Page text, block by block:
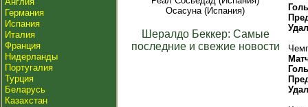
Германия
Испания
Италия
Франция
Нидерланды
Португалия
Турция
Беларусь
Казахстан
Осасуна (Испания)
Шералдо Беккер: Самые
последние и свежие новости